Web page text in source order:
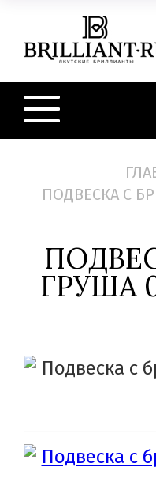
ПОДВЕСКА С
ГРУША